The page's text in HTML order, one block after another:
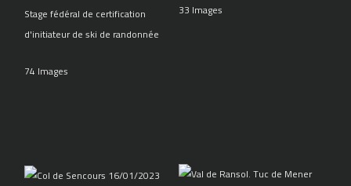
Stage fédéral de certification
d'initiateur de ski de randonnée
74 Images
33 Images